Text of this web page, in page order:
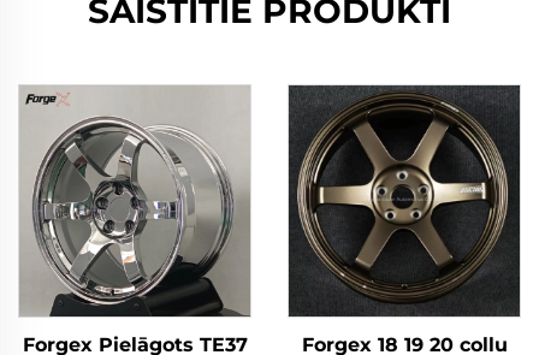
SAISTĪTIE PRODUKTI
Forgex Pielāgots TE37 Forgex 18 19 20 collu